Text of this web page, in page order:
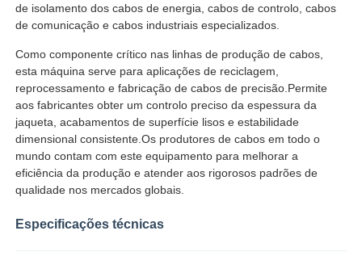
máquina de encalhamento do fio
Máquina de enrolar de dupla torção
Máquina Blindada
de isolamento dos cabos de energia, cabos de controlo, cabos
de comunicação e cabos industriais especializados.
Como componente crítico nas linhas de produção de cabos,
esta máquina serve para aplicações de reciclagem,
reprocessamento e fabricação de cabos de precisão.Permite
aos fabricantes obter um controlo preciso da espessura da
jaqueta, acabamentos de superfície lisos e estabilidade
dimensional consistente.Os produtores de cabos em todo o
mundo contam com este equipamento para melhorar a
eficiência da produção e atender aos rigorosos padrões de
qualidade nos mercados globais.
Especificações técnicas